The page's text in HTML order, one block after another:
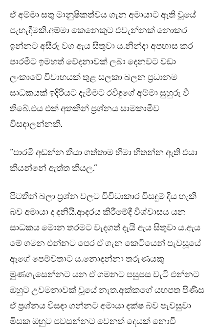
ඒ අම්මා සතු මානුෂිකත්වය ගැන අමායාට ඇති වූයේ
පැහැදීමකි.අම්මා කෙනෙකුට එවැන්නක් නොකර
ඉන්නට අසීරු වග ඇය සිතුවා ය.නින්දා අපහාස කර
පාරමීට ඉමහත් වේදනාවක් ලබා දෙනවට වඩා
ලංකාවේ විවාහයක් තුළ සලකා බලන ප්‍රධානම
සාධකයක් ඉදිරියට දැමීමට රවිඳුගේ අම්මා සුහුරු වී
තිබේ.එය එක් අතකින් ප්‍රශ්නය සාමකාමීව
විසඳාලන්නකි.
“පාරමී අඬන්න තියා ගත්තාම හිමා හිතන්න ඇති එයා
කියන්නේ ඇත්ත කියල.”
පිටතින් බලා ප්‍රශ්න වලට විවිධාකාර විසඳුම් දිය හැකි
බව අමායා ද දනියි.ආදරය කිරීමේදී විශ්වාසය යන
සාධකය මොන තරමට වැදගත් දැයි ඇය සිතුවා ය.ඇය
මේ ගමන එන්නට පෙර ඒ ගැන කෙටියෙන් පැවසූයේ
ඇගේ පෙම්වතාට ය.නොදන්නා තරුණයකු
මුණගැසෙන්නට යන ඒ ගමනට පසුපස වැටී එන්නට
ඔහුට උවමනාවක් වූයේ නැත.අක්කගේ යහපත පිණිස
ඒ ප්‍රශ්නය විසඳා ගන්නට අමායා දක්ෂ බව පැවසුවා
මිසක ඔහුට පවසන්නට වෙනත් දෙයක් නොවී